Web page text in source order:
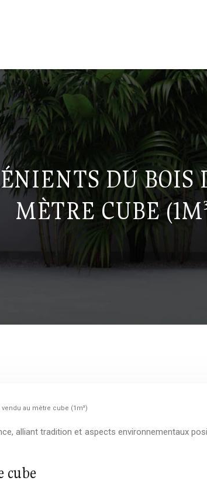
DU BOIS
MÈTRE CUBE
au mètre cube (1m³)
alliant tradition et aspects environnementaux
cube